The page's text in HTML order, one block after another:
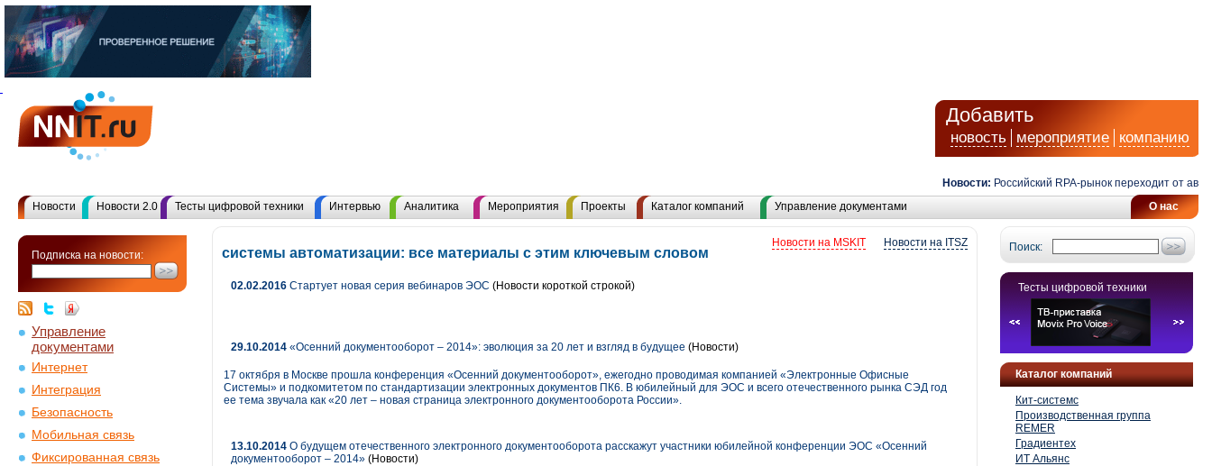
Добавить
новость мероприятие компанию
Новости: Российский RPA-рынок переходит от
О нас
Новости Новости 2.0 Тесты цифровой техники Интервью Аналитика Мероприятия Проекты Каталог компаний Управление документами
Подписка на новости:
Управление
документами
Интернет
Интеграция
Безопасность
Мобильная связь
Фиксированная связь
Поиск:
Тесты цифровой техники
Каталог компаний
Кит-системс
Производственная группа
REMER
Градиентех
ИТ Альянс
Новости на ITSZ
Новости на MSKIT
системы автоматизации: все материалы с этим ключевым словом
02.02.2016 Стартует новая серия вебинаров ЭОС (Новости короткой строкой)
29.10.2014 «Осенний документооборот – 2014»: эволюция за 20 лет и взгляд в будущее (Новости)
17 октября в Москве прошла конференция «Осенний документооборот», ежегодно проводимая компанией «Электронные Офисные
Системы» и подкомитетом по стандартизации электронных документов ПК6. В юбилейный для ЭОС и всего отечественного рынка СЭД год
ее тема звучала как «20 лет – новая страница электронного документооборота России».
13.10.2014 О будущем отечественного электронного документооборота расскажут участники юбилейной конференции ЭОС «Осенний
документооборот – 2014» (Новости)